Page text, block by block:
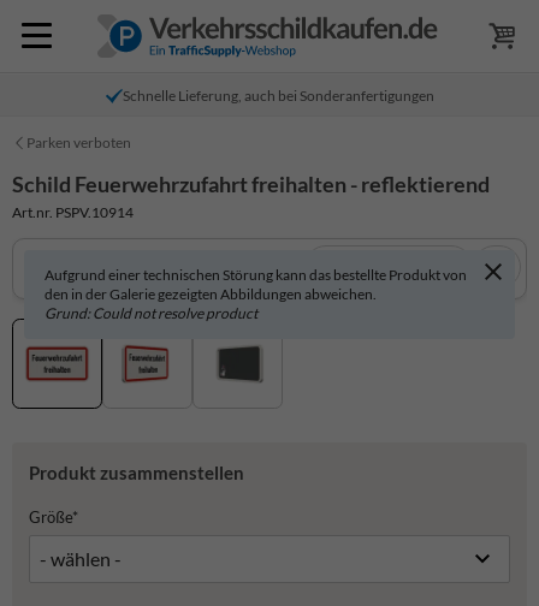
Schnelle Lieferung, auch bei Sonderanfertigungen
Parken verboten
Schild Feuerwehrzufahrt freihalten - reflektierend
Art.nr. PSPV.10914
Aufgrund einer technischen Störung kann das bestellte Produkt von
den in der Galerie gezeigten Abbildungen abweichen.
Grund: Could not resolve product
In 3D anzeigen
Produkt zusammenstellen
Größe*